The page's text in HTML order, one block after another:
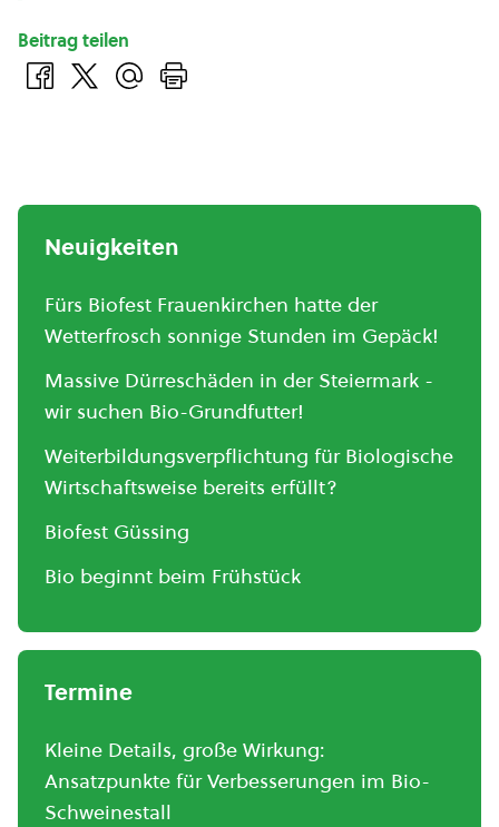
Beitrag teilen
Neuigkeiten
Fürs Biofest Frauenkirchen hatte der
Wetterfrosch sonnige Stunden im Gepäck!
Massive Dürreschäden in der Steiermark -
wir suchen Bio-Grundfutter!
Weiterbildungsverpflichtung für Biologische
Wirtschaftsweise bereits erfüllt?
Biofest Güssing
Bio beginnt beim Frühstück
Termine
Kleine Details, große Wirkung:
Ansatzpunkte für Verbesserungen im Bio-
Schweinestall